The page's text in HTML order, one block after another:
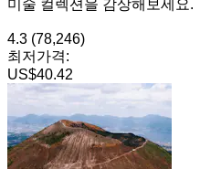
미술 컬렉션을 감상해보세요.
4.3 (78,246)
최저가격:
US$40.42